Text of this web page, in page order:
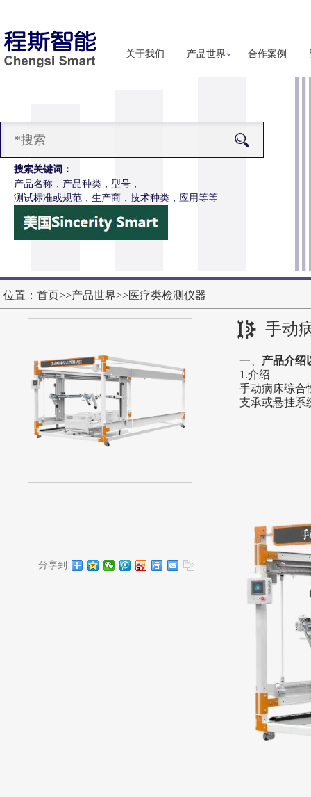
关于我们 产品世界 合作案例
搜索关键词：
产品名称，产品种类，型号，
测试标准或规范，生产商，技术种类，应用等等
电动轮椅车摇杆耐用性测试仪
位置： 首页>>产品世界>>医疗类检测仪器
手动
分享到
‌一、 产品介绍
1.介绍
手动病床综合
支承或悬挂系